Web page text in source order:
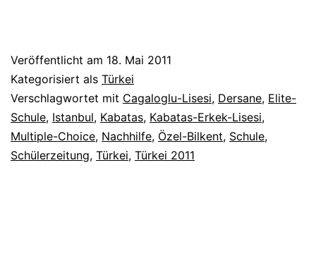
Veröffentlicht am 18. Mai 2011
Kategorisiert als Türkei
Verschlagwortet mit Cagaloglu-Lisesi, Dersane, Elite-
Schule, Istanbul, Kabatas, Kabatas-Erkek-Lisesi,
Multiple-Choice, Nachhilfe, Özel-Bilkent, Schule,
Schülerzeitung, Türkei, Türkei 2011